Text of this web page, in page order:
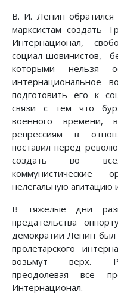
В. И. Ленин
марксистам создать
Интернационал,
социал-шовинистов,
которыми нельзя
интернациональное
подготовить его к
связи с тем что
военного времени,
репрессиям в
поставил перед
создать во
коммунистические
нелегальную агитацию
В тяжелые дни
предательства
демократии Ленин был
пролетарского
возьмут верх.
преодолевая все
Интернационал.